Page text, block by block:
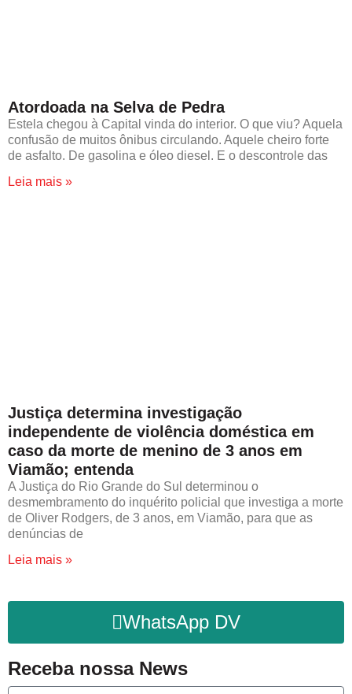
Atordoada na Selva de Pedra
Estela chegou à Capital vinda do interior. O que viu? Aquela
confusão de muitos ônibus circulando. Aquele cheiro forte
de asfalto. De gasolina e óleo diesel. E o descontrole das
Leia mais »
Justiça determina investigação
independente de violência doméstica em
caso da morte de menino de 3 anos em
Viamão; entenda
A Justiça do Rio Grande do Sul determinou o
desmembramento do inquérito policial que investiga a morte
de Oliver Rodgers, de 3 anos, em Viamão, para que as
denúncias de
Leia mais »
WhatsApp DV
Receba nossa News